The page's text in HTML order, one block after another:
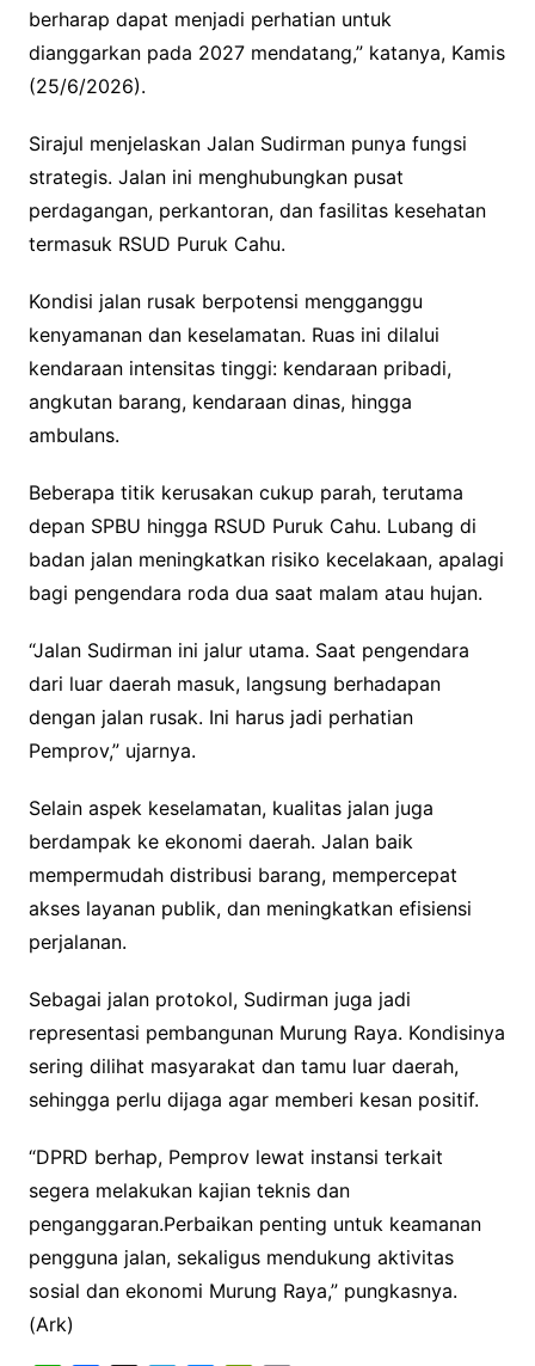
berharap dapat menjadi perhatian untuk
dianggarkan pada 2027 mendatang,” katanya, Kamis
(25/6/2026).
Sirajul menjelaskan Jalan Sudirman punya fungsi
strategis. Jalan ini menghubungkan pusat
perdagangan, perkantoran, dan fasilitas kesehatan
termasuk RSUD Puruk Cahu.
Kondisi jalan rusak berpotensi mengganggu
kenyamanan dan keselamatan. Ruas ini dilalui
kendaraan intensitas tinggi: kendaraan pribadi,
angkutan barang, kendaraan dinas, hingga
ambulans.
Beberapa titik kerusakan cukup parah, terutama
depan SPBU hingga RSUD Puruk Cahu. Lubang di
badan jalan meningkatkan risiko kecelakaan, apalagi
bagi pengendara roda dua saat malam atau hujan.
“Jalan Sudirman ini jalur utama. Saat pengendara
dari luar daerah masuk, langsung berhadapan
dengan jalan rusak. Ini harus jadi perhatian
Pemprov,” ujarnya.
Selain aspek keselamatan, kualitas jalan juga
berdampak ke ekonomi daerah. Jalan baik
mempermudah distribusi barang, mempercepat
akses layanan publik, dan meningkatkan efisiensi
perjalanan.
Sebagai jalan protokol, Sudirman juga jadi
representasi pembangunan Murung Raya. Kondisinya
sering dilihat masyarakat dan tamu luar daerah,
sehingga perlu dijaga agar memberi kesan positif.
“DPRD berhap, Pemprov lewat instansi terkait
segera melakukan kajian teknis dan
penganggaran.Perbaikan penting untuk keamanan
pengguna jalan, sekaligus mendukung aktivitas
sosial dan ekonomi Murung Raya,” pungkasnya.
(Ark)